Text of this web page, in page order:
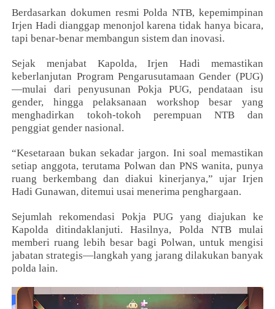
Berdasarkan dokumen resmi Polda NTB, kepemimpinan
Irjen Hadi dianggap menonjol karena tidak hanya bicara,
tapi benar-benar membangun sistem dan inovasi.
Sejak menjabat Kapolda, Irjen Hadi memastikan
keberlanjutan Program Pengarusutamaan Gender (PUG)
—mulai dari penyusunan Pokja PUG, pendataan isu
gender, hingga pelaksanaan workshop besar yang
menghadirkan tokoh-tokoh perempuan NTB dan
penggiat gender nasional.
“Kesetaraan bukan sekadar jargon. Ini soal memastikan
setiap anggota, terutama Polwan dan PNS wanita, punya
ruang berkembang dan diakui kinerjanya,” ujar Irjen
Hadi Gunawan, ditemui usai menerima penghargaan.
Sejumlah rekomendasi Pokja PUG yang diajukan ke
Kapolda ditindaklanjuti. Hasilnya, Polda NTB mulai
memberi ruang lebih besar bagi Polwan, untuk mengisi
jabatan strategis—langkah yang jarang dilakukan banyak
polda lain.